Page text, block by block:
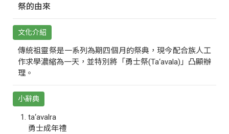
祭的由來
文化介紹
傳統祖靈祭是一系列為期四個月的祭典，現今配合族人工
作求學濃縮為一天，並特別將「勇士祭(Ta‘avala)」凸顯辦
理。
小辭典
ta‘avalra
勇士成年禮